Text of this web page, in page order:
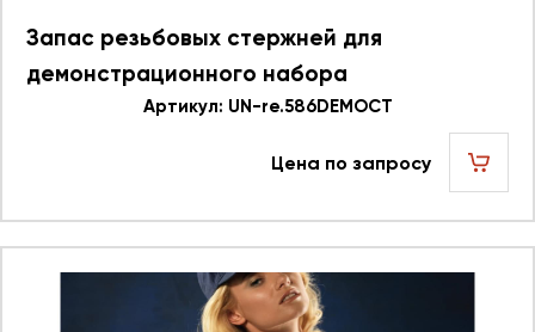
Запас резьбовых стержней для
демонстрационного набора
586.596DEMOCT UN re.586DEMOCT 623748
Артикул: UN-re.586DEMOCT
Цена по запросу